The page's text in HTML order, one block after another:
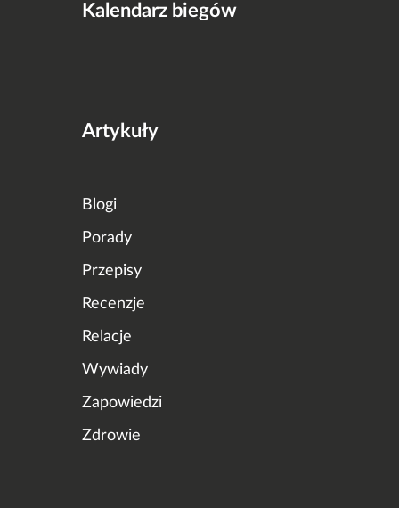
Kalendarz biegów
Artykuły
Blogi
Porady
Przepisy
Recenzje
Relacje
Wywiady
Zapowiedzi
Zdrowie